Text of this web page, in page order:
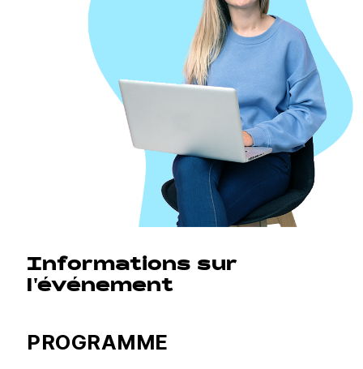
Informations sur
l'événement
PROGRAMME